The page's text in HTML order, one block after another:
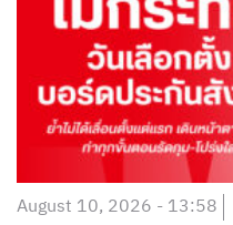
August 10, 2026 - 13:58